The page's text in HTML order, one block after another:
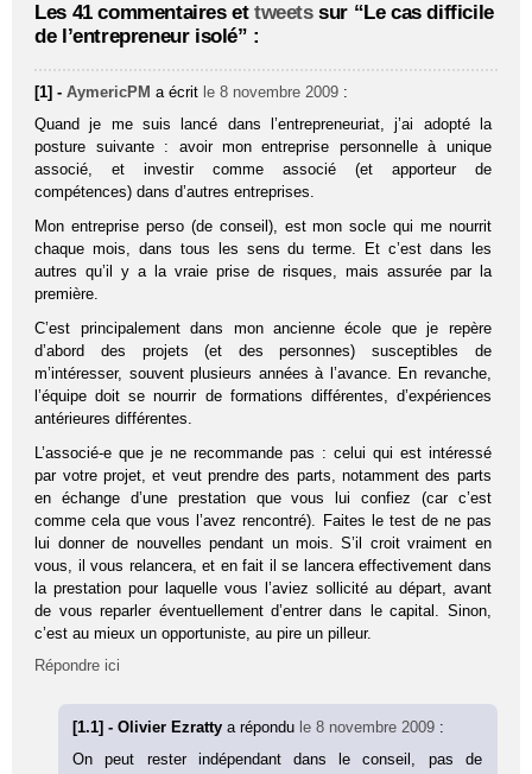
Les 41 commentaires et tweetssur “Le cas difficile
de l’entrepreneur isolé” :
[1] -AymericPM a écrit le 8 novembre 2009 :
Quand je me suis lancé dans l’entrepreneuriat, j’ai adopté la
posture suivante : avoir mon entreprise personnelle à unique
associé, et investir comme associé (et apporteur de
compétences) dans d’autres entreprises.
Mon entreprise perso (de conseil), est mon socle qui me nourrit
chaque mois, dans tous les sens du terme. Et c’est dans les
autres qu’il y a la vraie prise de risques, mais assurée par la
première.
C’est principalement dans mon ancienne école que je repère
d’abord des projets (et des personnes) susceptibles de
m’intéresser, souvent plusieurs années à l’avance. En revanche,
l’équipe doit se nourrir de formations différentes, d’expériences
antérieures différentes.
L’associé-e que je ne recommande pas : celui qui est intéressé
par votre projet, et veut prendre des parts, notamment des parts
en échange d’une prestation que vous lui confiez (car c’est
comme cela que vous l’avez rencontré). Faites le test de ne pas
lui donner de nouvelles pendant un mois. S’il croit vraiment en
vous, il vous relancera, et en fait il se lancera effectivement dans
la prestation pour laquelle vous l’aviez sollicité au départ, avant
de vous reparler éventuellement d’entrer dans le capital. Sinon,
c’est au mieux un opportuniste, au pire un pilleur.
Répondre ici
[1.1] - Olivier Ezrattya répondu le 8 novembre 2009 :
On peut rester indépendant dans le conseil, pas de